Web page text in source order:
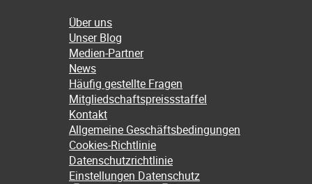
Über uns
Unser Blog
Medien-Partner
News
Häufig gestellte Fragen
Mitgliedschaftspreissstaffel
Kontakt
Allgemeine Geschäftsbedingungen
Cookies-Richtlinie
Datenschutzrichtlinie
Einstellungen Datenschutz